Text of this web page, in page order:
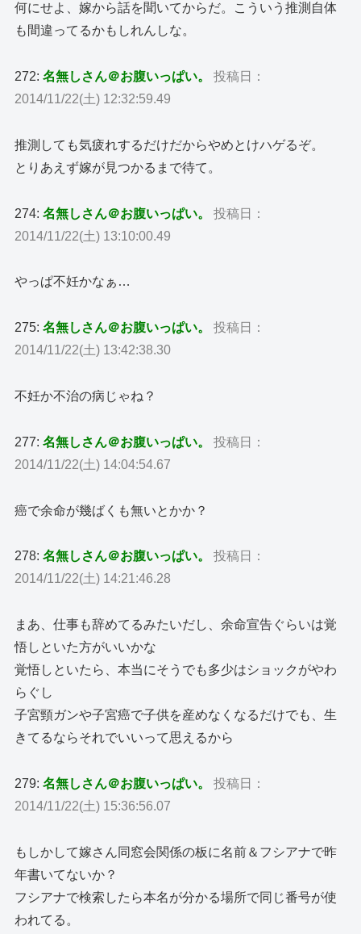
何にせよ、嫁から話を聞いてからだ。こういう推測自体
も間違ってるかもしれんしな。
272:名無しさん＠お腹いっぱい。
投稿日：
2014/11/22(土) 12:32:59.49
推測しても気疲れするだけだからやめとけハゲるぞ。
とりあえず嫁が見つかるまで待て。
274:名無しさん＠お腹いっぱい。
投稿日：
2014/11/22(土) 13:10:00.49
やっぱ不妊かなぁ…
275:名無しさん＠お腹いっぱい。
投稿日：
2014/11/22(土) 13:42:38.30
不妊か不治の病じゃね？
277:名無しさん＠お腹いっぱい。
投稿日：
2014/11/22(土) 14:04:54.67
癌で余命が幾ばくも無いとかか？
278:名無しさん＠お腹いっぱい。
投稿日：
2014/11/22(土) 14:21:46.28
まあ、仕事も辞めてるみたいだし、余命宣告ぐらいは覚
悟しといた方がいいかな
覚悟しといたら、本当にそうでも多少はショックがやわ
らぐし
子宮頸ガンや子宮癌で子供を産めなくなるだけでも、生
きてるならそれでいいって思えるから
279:名無しさん＠お腹いっぱい。
投稿日：
2014/11/22(土) 15:36:56.07
もしかして嫁さん同窓会関係の板に名前＆フシアナで昨
年書いてないか？
フシアナで検索したら本名が分かる場所で同じ番号が使
われてる。